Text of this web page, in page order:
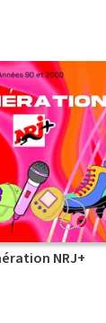
NRJ+